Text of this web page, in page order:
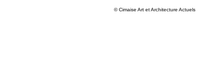
© Cimaise Art et Architecture Actuels